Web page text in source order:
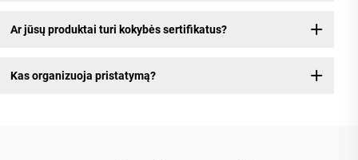
Ar jūsų produktai turi kokybės sertifikatus?
Kas organizuoja pristatymą?